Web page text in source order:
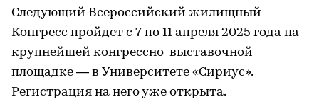
Следующий Всероссийский жилищный
Конгресс пройдет с 7 по 11 апреля 2025 года на
крупнейшей конгрессно-выставочной
площадке — в Университете «Сириус».
Регистрация на него уже открыта.